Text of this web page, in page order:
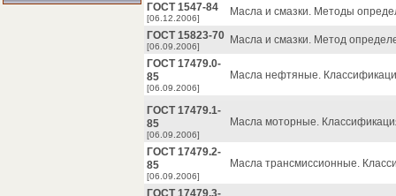
ГОСТ 1547-84
[06.12.2006]
Масла и смазки. Методы
ГОСТ 15823-70
[06.09.2006]
Масла и смазки. Метод
ГОСТ 17479.0-
85
[06.09.2006]
Масла нефтяные.
ГОСТ 17479.1-
85
[06.09.2006]
Масла моторные.
ГОСТ 17479.2-
85
[06.09.2006]
Масла трансмиссионные.
ГОСТ 17479.3-